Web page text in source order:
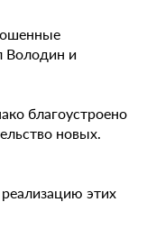
Володин и
благоустроено
новых.
этих